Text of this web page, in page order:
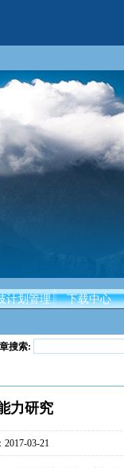
计划管理 下载中心
搜索:
力研究
03-21